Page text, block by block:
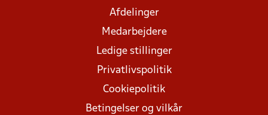
Afdelinger
Medarbejdere
Ledige stillinger
Privatlivspolitik
Cookiepolitik
Betingelser og vilkår